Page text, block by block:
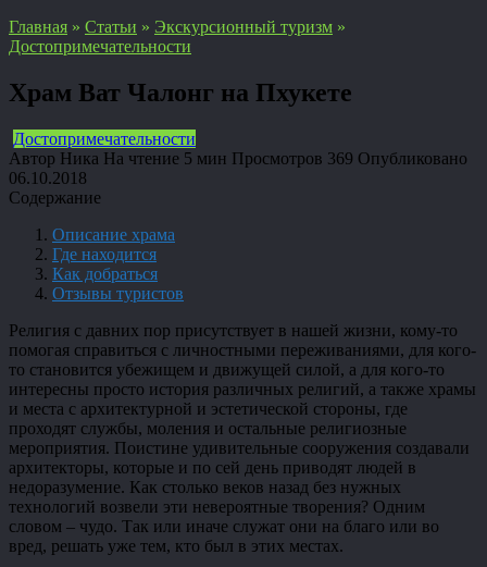
Главная » Статьи » Экскурсионный туризм »
Достопримечательности
Храм Ват Чалонг на Пхукете
Достопримечательности
Автор Ника На чтение 5 мин Просмотров 369 Опубликовано
06.10.2018
Содержание
Описание храма
Где находится
Как добраться
Отзывы туристов
Религия с давних пор присутствует в нашей жизни, кому-то
помогая справиться с личностными переживаниями, для кого-
то становится убежищем и движущей силой, а для кого-то
интересны просто история различных религий, а также храмы
и места с архитектурной и эстетической стороны, где
проходят службы, моления и остальные религиозные
мероприятия. Поистине удивительные сооружения создавали
архитекторы, которые и по сей день приводят людей в
недоразумение. Как столько веков назад без нужных
технологий возвели эти невероятные творения? Одним
словом – чудо. Так или иначе служат они на благо или во
вред, решать уже тем, кто был в этих местах.